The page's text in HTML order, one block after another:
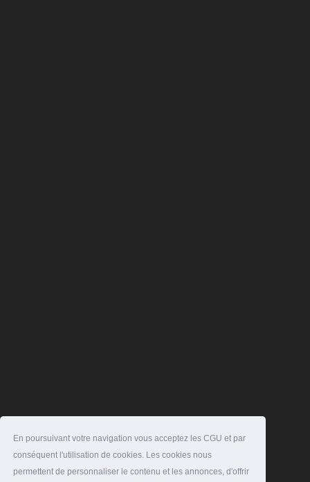
En poursuivant votre navigation vous acceptez les CGU et par
conséquent l'utilisation de cookies. Les cookies nous
permettent de personnaliser le contenu et les annonces, d'offrir